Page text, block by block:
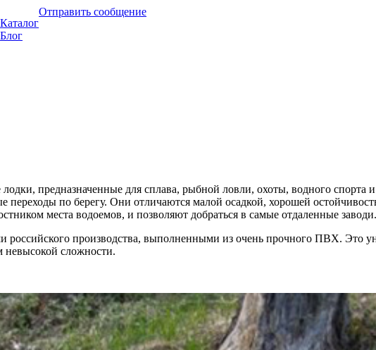
Каталог
Блог
Отправить сообщение
предназначенные для сплава, рыбной ловли, охоты, водного
переходы по берегу. Они отличаются малой осадкой, хорошей
места водоемов, и позволяют добраться в самые отдаленные заводи.
российского производства, выполненными из очень прочного ПВХ. Это
невысокой сложности.